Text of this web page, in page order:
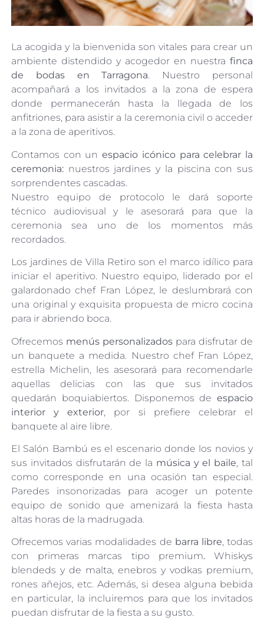
La acogida y la bienvenida son vitales para crear un
ambiente distendido y acogedor en nuestrafinca
de bodas en Tarragona. Nuestro personal
acompañará a los invitados a la zona de espera
donde permanecerán hasta la llegada de los
anfitriones, para asistir a la ceremonia civil o acceder
a la zona de aperitivos.
Contamos con unespacio icónico para celebrar la
ceremonia:nuestros jardines y la piscina con sus
sorprendentes cascadas.
Nuestro equipo de protocolo le dará soporte
técnico audiovisual y le asesorará para que la
ceremonia sea uno de los momentos más
recordados.
Los jardines de Villa Retiro son el marco idílico para
iniciar el aperitivo. Nuestro equipo, liderado por el
galardonado chef Fran López, le deslumbrará con
una original y exquisita propuesta de micro cocina
para ir abriendo boca.
Ofrecemos menús personalizados para disfrutar de
un banquete a medida. Nuestro chef Fran López,
estrella Michelin, les asesorará para recomendarle
aquellas delicias con las que sus invitados
quedarán boquiabiertos. Disponemos deespacio
interior y exterior, por si prefiere celebrar el
banquete al aire libre.
El Salón Bambú es el escenario donde los novios y
sus invitados disfrutarán de la música y el baile, tal
como corresponde en una ocasión tan especial.
Paredes insonorizadas para acoger un potente
equipo de sonido que amenizará la fiesta hasta
altas horas de la madrugada.
Ofrecemos varias modalidades de barra libre, todas
con primeras marcas tipo premium.Whiskys
blendeds y de malta, enebros y vodkas premium,
rones añejos, etc. Además, si desea alguna bebida
en particular, la incluiremos para que los invitados
puedan disfrutar de la fiesta a su gusto.